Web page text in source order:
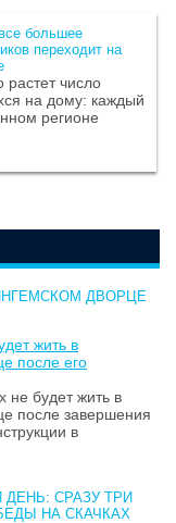
большее
переходит на
растет число
на дому: каждый
регионе
ДВОРЦЕ
жить в
после его
не будет жить в
после завершения
в
СРАЗУ ТРИ
НА СКАЧКАХ